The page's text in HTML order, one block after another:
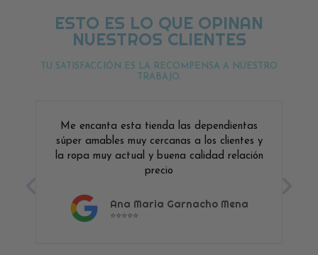
ESTO ES LO QUE OPINAN
NUESTROS CLIENTES
TU SATISFACCIÓN ES LA RECOMPENSA A NUESTRO
TRABAJO.
Me encanta esta tienda las dependientas
súper amables muy cercanas a los clientes y
la ropa muy actual y buena calidad relación
precio
Ana Maria Garnacho Mena
⭐⭐⭐⭐⭐